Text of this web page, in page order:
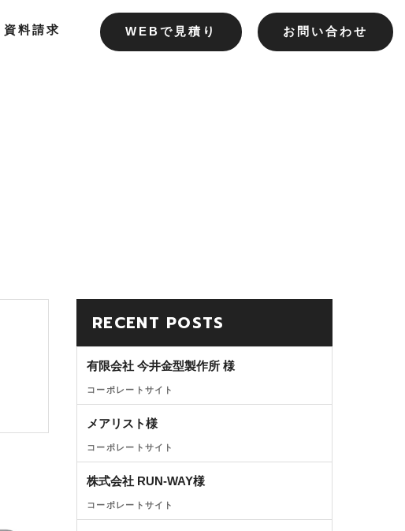
資料請求 WEBで見積り お問い合わせ
RECENT POSTS
有限会社 今井金型製作所 様
コーポレートサイト
メアリスト様
コーポレートサイト
株式会社 RUN-WAY様
コーポレートサイト